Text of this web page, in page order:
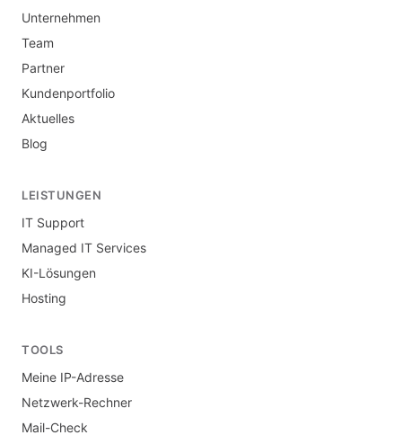
Unternehmen
Team
Partner
Kundenportfolio
Aktuelles
Blog
LEISTUNGEN
IT Support
Managed IT Services
KI-Lösungen
Hosting
TOOLS
Meine IP-Adresse
Netzwerk-Rechner
Mail-Check